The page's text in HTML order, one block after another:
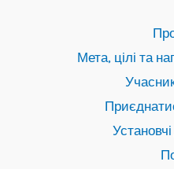
Мета, цілі та